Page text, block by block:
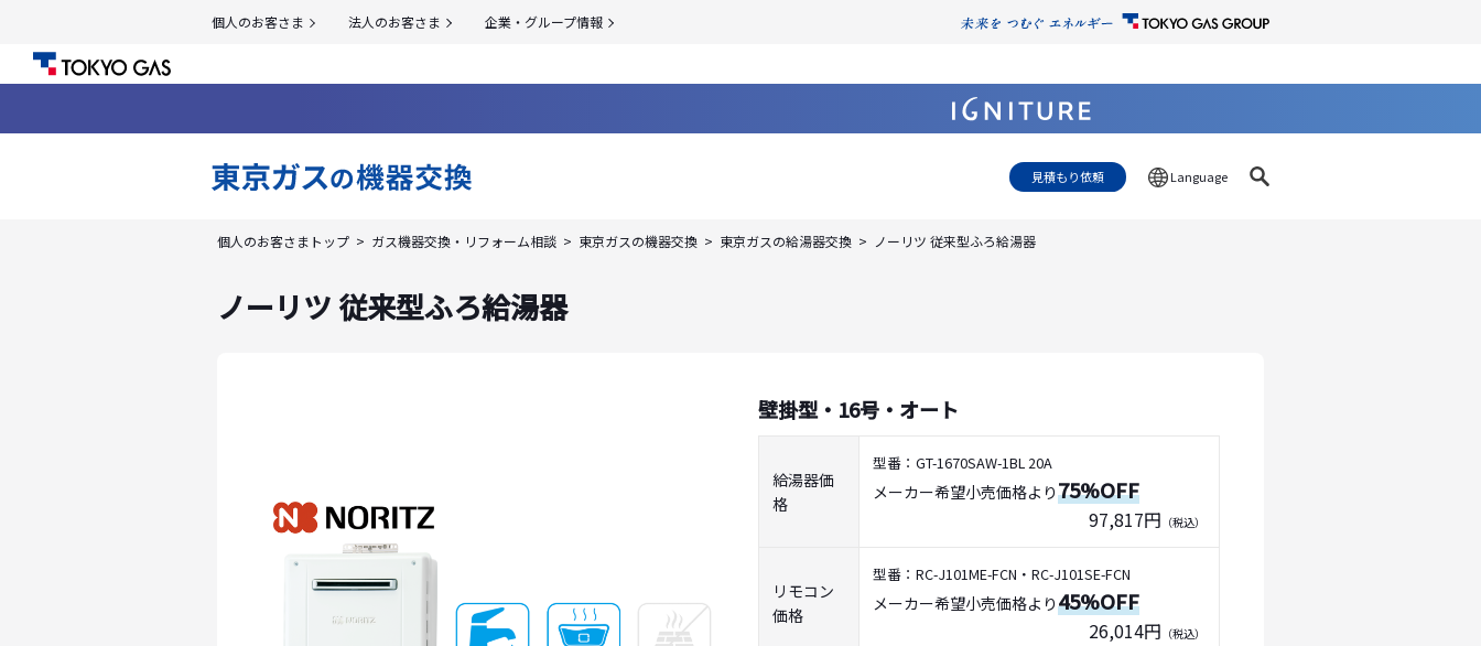
個人のお客さま 法人のお客さま 企業・グループ情報
見積もり依頼 Language
個人のお客さまトップ ガス機器交換・リフォーム相談 東京ガスの機器交換 東京ガスの給湯器交換 ノーリツ 従来型ふろ給湯器
ノーリツ 従来型ふろ給湯器
壁掛型・16号・オート
給湯器価
格
型番：GT-1670SAW-1BL 20A
メーカー希望小売価格より75%OFF
97,817円 （税込）
リモコン
価格
型番：RC-J101ME-FCN・RC-J101SE-FCN
メーカー希望小売価格より45%OFF
26,014円 （税込）